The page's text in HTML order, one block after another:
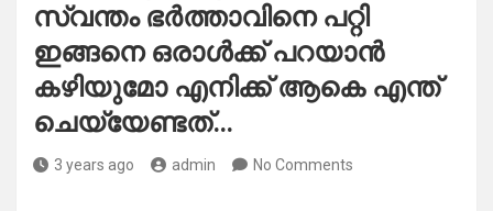
സ്വന്തം ഭർത്താവിനെ പറ്റി
ഇങ്ങനെ ഒരാൾക്ക് പറയാൻ
കഴിയുമോ എനിക്ക് ആകെ എന്ത്
ചെയ്യേണ്ടത്…
3 years ago admin No Comments